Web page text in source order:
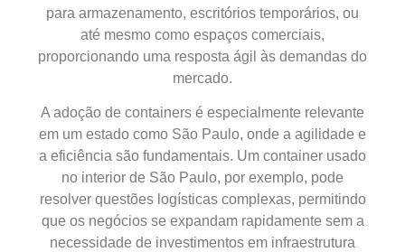
para armazenamento, escritórios temporários, ou
até mesmo como espaços comerciais,
proporcionando uma resposta ágil às demandas do
mercado.
A adoção de containers é especialmente relevante
em um estado como São Paulo, onde a agilidade e
a eficiência são fundamentais. Um container usado
no interior de São Paulo, por exemplo, pode
resolver questões logísticas complexas, permitindo
que os negócios se expandam rapidamente sem a
necessidade de investimentos em infraestrutura